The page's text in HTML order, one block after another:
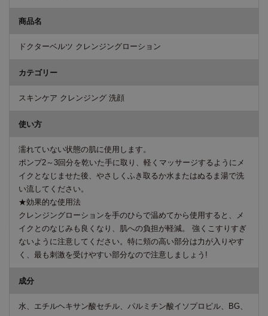
商品名
ドクターベルツ クレンジングローション
カテゴリー
スキンケア クレンジング 洗顔
使い方
濡れていない状態の肌に使用します。
ポンプ2～3回分を乾いた手に取り、軽くマッサージするようにメ
イクとなじませた後、やさしくふき取るか水またはぬるま湯で洗
い流してください。
★効果的な使用法
クレンジングローションを手のひらで温めてから使用すると、メ
イクとのなじみも良くなり、肌への負担が軽減。 強くこすりすぎ
ないように注意してください。特に頬の高い部分は力が入りやす
く、最も刺激を受けやすい部分なので注意しましょう!
成分
水、エチルヘキサン酸セチル、パルミチン酸イソプロピル、BG、